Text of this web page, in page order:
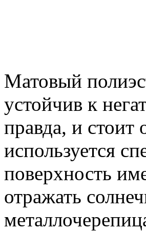
Матовый
устойчив к
правда, и стоит
используется
поверхность
отражать